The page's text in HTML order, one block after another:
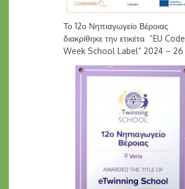
Το 12ο Νηπιαγωγείο Βέροιας
διακρίθηκε την ετικέτα “EU Code
Week School Label” 2024 – 26